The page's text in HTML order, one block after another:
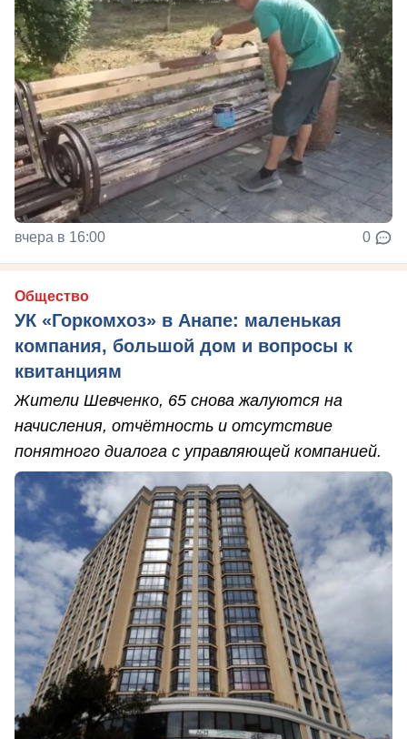
вчера в 16:00 0
Общество
УК «Горкомхоз» в Анапе: маленькая
компания, большой дом и вопросы к
квитанциям
Жители Шевченко, 65 снова жалуются на
начисления, отчётность и отсутствие
понятного диалога с управляющей компанией.